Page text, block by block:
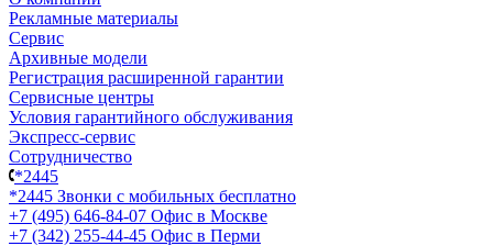
Рекламные материалы
Сервис
Архивные модели
Регистрация расширенной гарантии
Сервисные центры
Условия гарантийного обслуживания
Экспресс-сервис
Сотрудничество
*2445
*2445 Звонки с мобильных бесплатно
+7 (495) 646-84-07 Офис в Москве
+7 (342) 255-44-45 Офис в Перми